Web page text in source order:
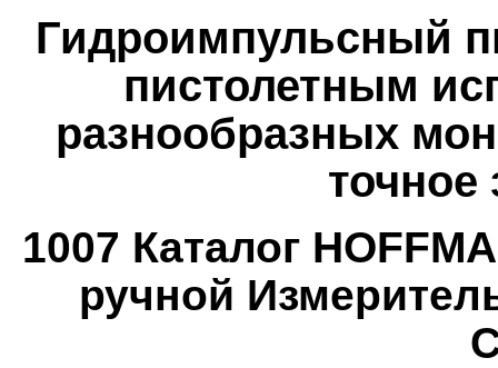
Гидроимпульсный
пистолетным
разнообразных
точное
1007 Каталог
ручной